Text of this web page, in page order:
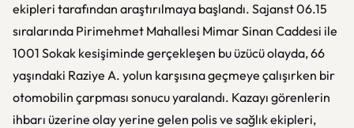
ekipleri tarafından araştırılmaya başlandı. Sajanst 06.15
sıralarında Pirimehmet Mahallesi Mimar Sinan Caddesi ile
1001 Sokak kesişiminde gerçekleşen bu üzücü olayda, 66
yaşındaki Raziye A. yolun karşısına geçmeye çalışırken bir
otomobilin çarpması sonucu yaralandı. Kazayı görenlerin
ihbarı üzerine olay yerine gelen polis ve sağlık ekipleri,